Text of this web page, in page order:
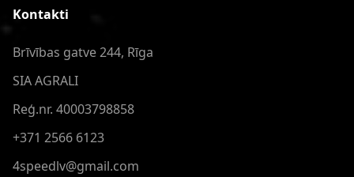
Kontakti
Brīvības gatve 244, Rīga
SIA AGRALI
Reģ.nr. 40003798858
+371 2566 6123
4speedlv@gmail.com